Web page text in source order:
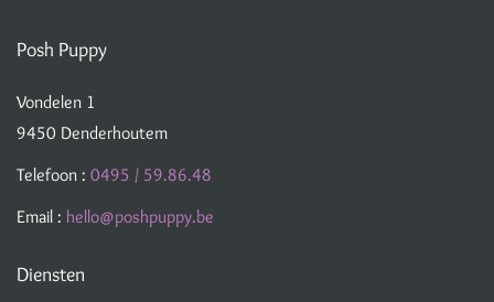
Posh Puppy
Vondelen 1
9450 Denderhoutem
Telefoon : 0495 / 59.86.48
Email : hello@poshpuppy.be
Diensten